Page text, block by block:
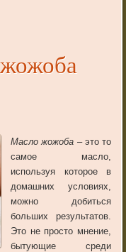
Масло жожоба – это то
самое масло,
используя которое в
домашних условиях,
можно добиться
больших результатов.
Это не просто мнение,
бытующие среди